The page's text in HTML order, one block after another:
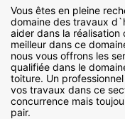
Vous êtes en pleine
domaine des travaux
aider dans la
meilleur dans ce
nous vous offrons les
qualifiée dans le
toiture. Un
vos travaux dans ce
concurrence mais
pair.